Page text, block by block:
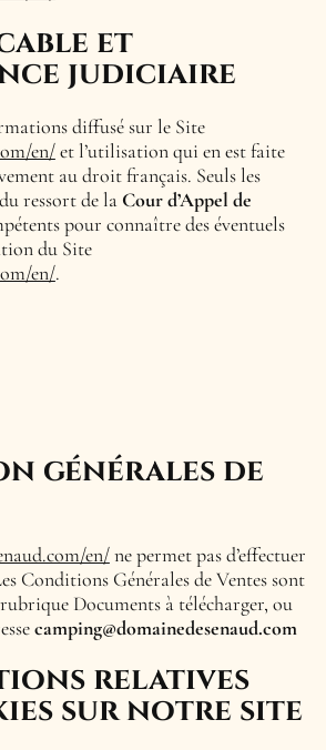
et
judiciaire
diffusé sur le Site
en/et l’utilisation qui en est faite
au droit français. Seuls les
ressort de laCour d’Appel de
pour connaître des éventuels
du Site
en/.
générales de
en/ne permet pas d’effectuer
Conditions Générales de Ventes sont
Documents à télécharger, ou
camping@domainedesenaud.com
relatives
sur notre site